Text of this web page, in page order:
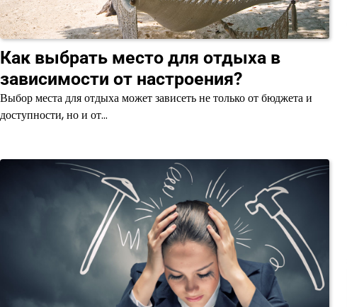
Как выбрать место для отдыха в
зависимости от настроения?
Выбор места для отдыха может зависеть не только от бюджета и
доступности, но и от…